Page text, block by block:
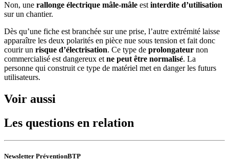
Non, une rallonge électrique mâle-mâle est interdite d’utilisation
sur un chantier.
Dès qu’une fiche est branchée sur une prise, l’autre extrémité laisse
apparaître les deux polarités en pièce nue sous tension et fait donc
courir un risque d’électrisation. Ce type de prolongateur non
commercialisé est dangereux et ne peut être normalisé. La
personne qui construit ce type de matériel met en danger les futurs
utilisateurs.
Voir aussi
Les questions en relation
Newsletter PréventionBTP